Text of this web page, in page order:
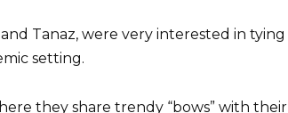
Tanaz, were very interested in tying
setting.
they share trendy “bows” with their